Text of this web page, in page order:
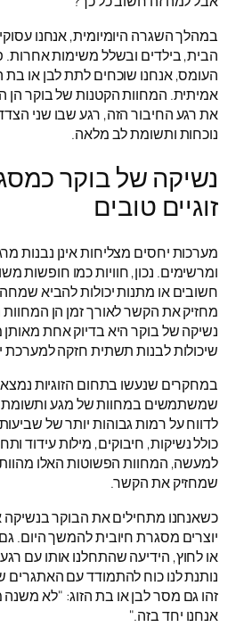
במהלך השגרה היומיומית, אנחנו
הבית, בילדים ובשלל משימות
העומס, אנחנו שוכחים לתת לבן או בת
אמיתית. המחוות הקטנות של בוקר הן
את רגע החיבור הזה, רגע שבו שני
נוכחות ותשומת לב מלאה.
נשיקה של בוקר
זוגיים טובים
מערכות יחסים מצליחות אינן נבנות
ומרשימים. נכון, חוויות כמו חופשות
חשובים או מתנות יכולות להביא
מחזיק את הקשר לאורך זמן הן המחוות
נשיקה של בוקר היא בדיוק אחת מאותן
שיכולות לבנות תשתית חזקה למערכת
במחקרים שנעשו בתחום הזוגיות נמצא
שמשתמשים במחוות של מגע ותשומת
לדווח על רמות גבוהות יותר של
כולל נשיקות, חיבוקים, מילות עידוד
למעשה, המחוות הפשוטות האלו
שמחזיק את הקשר.
כשאנחנו מתחילים את הבוקר בנשיקה
יוצרים מסגרת חיובית להמשך היום.
או לחוץ, הידיעה שהתחלנו אותו עם
נותנת לנו כוח להתמודד עם האתגרים
זהו גם מסר לבן או בת הזוג: "לא משנה
אנחנו יחד בזה."